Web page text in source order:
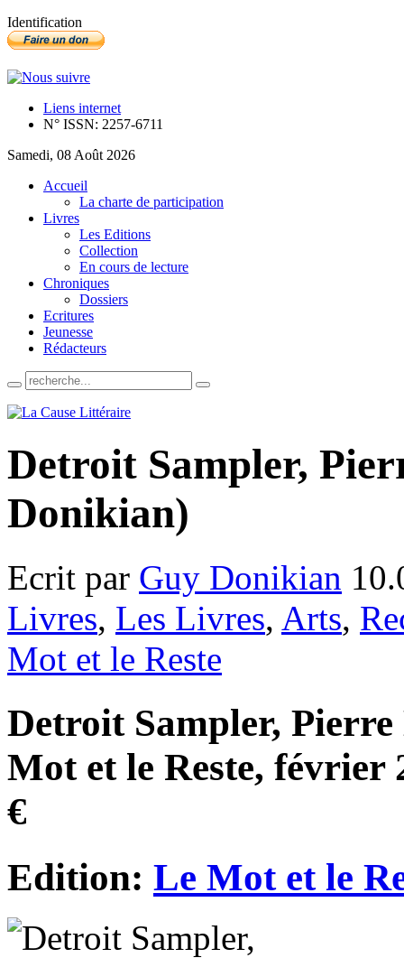
Identification
Liens internet
N° ISSN: 2257-6711
Samedi, 08 Août 2026
Accueil
La charte de participation
Livres
Les Editions
Collection
En cours de lecture
Chroniques
Dossiers
Ecritures
Jeunesse
Rédacteurs
Detroit Sampler,
Donikian)
Ecrit par Guy Donikian
Livres, Les Livres, Arts,
Mot et le Reste
Detroit Sampler,
Mot et le Reste, février
€
Edition: Le Mot et le